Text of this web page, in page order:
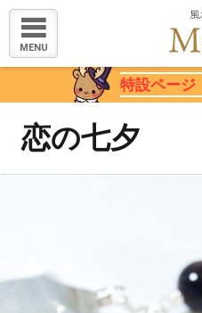
MENU
特設ページ
恋の七夕